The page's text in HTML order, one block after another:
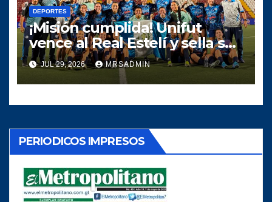
DEPORTES
¡Misión cumplida! Unifut
vence al Real Estelí y sella se
clasifica a la final de la UNCAF
JUL 29, 2026 MRSADMIN
PERIODICOS IMPRESOS